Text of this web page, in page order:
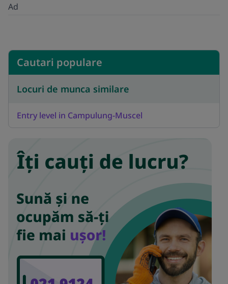
Ad
Cautari populare
Locuri de munca similare
Entry level in Campulung-Muscel